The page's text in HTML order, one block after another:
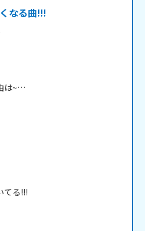
なる曲!!!
は~…
てる!!!